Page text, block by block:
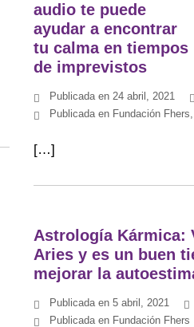
audio te puede
ayudar a encontrar
tu calma en tiempos
de imprevistos
Publicada en 24 abril, 2021
Publicada en Fundación Fhers,
[…]
Astrología Kármica:
Aries y es un buen
mejorar la
Publicada en 5 abril, 2021
Publicada en Fundación Fhers